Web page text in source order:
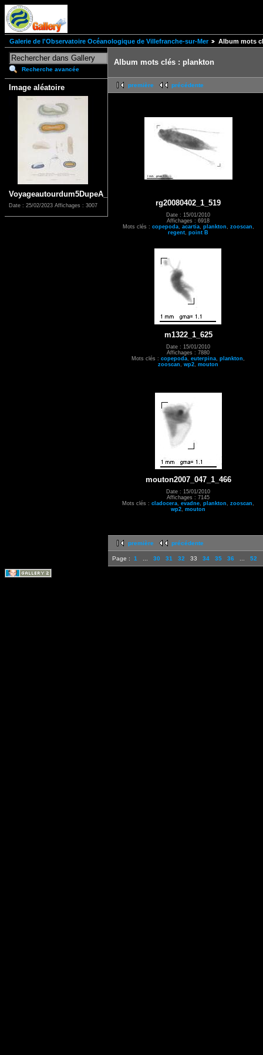
Galerie de l'Observatoire Océanologique de Villefranche-sur-Mer Album mots
Recherche avancée
Image aléatoire
Voyageautourdum5DupeA_0075
Date : 25/02/2023 Affichages : 3007
Album mots clés : plankton
première précédente
rg20080402_1_519
Date : 15/01/2010
Affichages : 6918
Mots clés : copepoda, acartia, plankton zooscan
regent point B
m1322_1_625
Date : 15/01/2010
Affichages : 7880
Mots clés : copepoda euterpina plankton
zooscan
wp2 mouton
mouton2007_047_1_466
Date : 15/01/2010
Affichages : 7145
Mots clés : cladocera evadne plankton zooscan
wp2 mouton
première précédente
Page : 1 30 31 32 33 34 35 36 52